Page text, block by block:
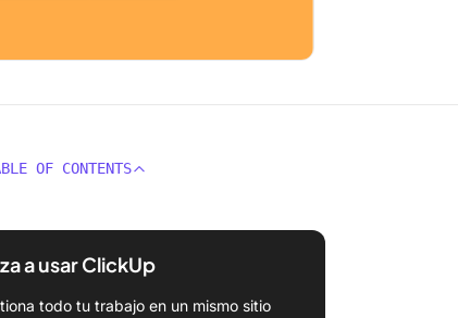
OF CONTENTS
a usar ClickUp
todo tu trabajo en un mismo sitio